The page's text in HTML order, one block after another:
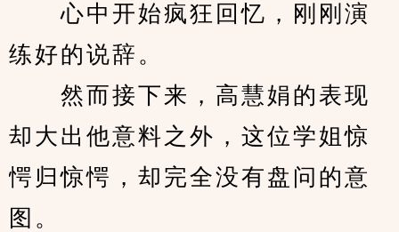
心中开始疯狂回忆，刚刚演
练好的说辞。
然而接下来，高慧娟的表现
却大出他意料之外，这位学姐惊
愕归惊愕，却完全没有盘问的意
图。